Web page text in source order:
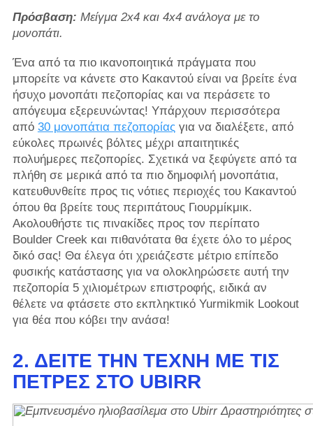
Πρόσβαση: Μείγμα 2x4 και 4x4 ανάλογα με το
μονοπάτι.
Ένα από τα πιο ικανοποιητικά πράγματα που
μπορείτε να κάνετε στο Κακαντού είναι να βρείτε ένα
ήσυχο μονοπάτι πεζοπορίας και να περάσετε το
απόγευμα εξερευνώντας! Υπάρχουν περισσότερα
από 30 μονοπάτια πεζοπορίας για να διαλέξετε, από
εύκολες πρωινές βόλτες μέχρι απαιτητικές
πολυήμερες πεζοπορίες. Σχετικά να ξεφύγετε από τα
πλήθη σε μερικά από τα πιο δημοφιλή μονοπάτια,
κατευθυνθείτε προς τις νότιες περιοχές του Κακαντού
όπου θα βρείτε τους περιπάτους Γιουρμίκμικ.
Ακολουθήστε τις πινακίδες προς τον περίπατο
Boulder Creek και πιθανότατα θα έχετε όλο το μέρος
δικό σας! Θα έλεγα ότι χρειάζεστε μέτριο επίπεδο
φυσικής κατάστασης για να ολοκληρώσετε αυτή την
πεζοπορία 5 χιλιομέτρων επιστροφής, ειδικά αν
θέλετε να φτάσετε στο εκπληκτικό Yurmikmik Lookout
για θέα που κόβει την ανάσα!
2. ΔΕΊΤΕ ΤΗΝ ΤΈΧΝΗ ΜΕ ΤΙΣ
ΠΈΤΡΕΣ ΣΤΟ UBIRR